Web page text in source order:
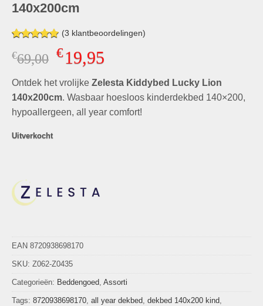
140x200cm
Gewaardeerd
5.00op 5
gebaseerd
waarderingen
(3 klantbeoordelingen)
€69,00 Oorspronkelijke
was:
€69,00.
€19,95Huidige
is:
€19,95.
Ontdek het vrolijke Zelesta Kiddybed Lucky Lion
140x200cm. Wasbaar hoesloos kinderdekbed 140×200,
hypoallergeen, all year comfort!
Uitverkocht
EAN 8720938698170
SKU: Z062-Z0435
Categorieën: Beddengoed, Assorti
Tags: 8720938698170, all year dekbed, dekbed 140x200 kind,